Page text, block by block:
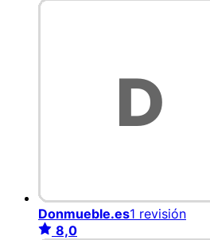
Donmueble.es1 revisión
8,0